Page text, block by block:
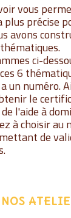
vous
plus précise
avons
ci-
6
un numéro.
le
l'aide à
à choisir au
de